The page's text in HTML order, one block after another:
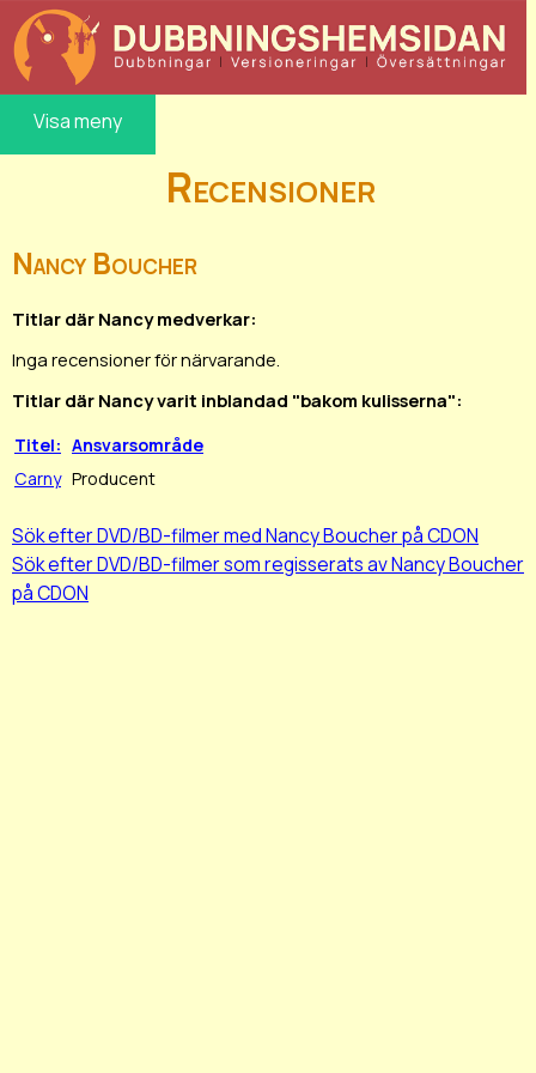
Visa meny
Recensioner
Nancy Boucher
Titlar där Nancy medverkar:
Inga recensioner för närvarande.
Titlar där Nancy varit inblandad "bakom kulisserna":
Titel: Ansvarsområde
Carny Producent
Sök efter DVD/BD-filmer med Nancy Boucher på CDON
Sök efter DVD/BD-filmer som regisserats av Nancy Boucher
på CDON